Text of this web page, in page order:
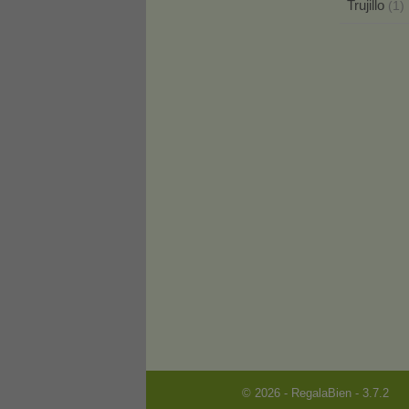
Trujillo (1)
© 2026 - RegalaBien - 3.7.2